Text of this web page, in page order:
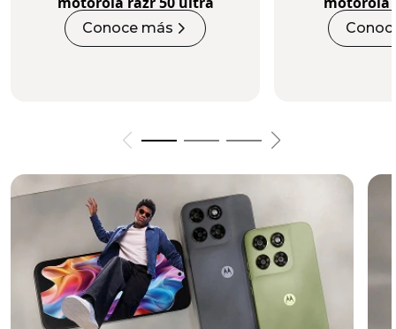
Conoce más